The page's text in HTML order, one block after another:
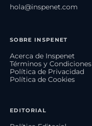
hola@inspenet.com
SOBRE INSPENET
Acerca de Inspenet
Términos y Condiciones
Política de Privacidad
Política de Cookies
EDITORIAL